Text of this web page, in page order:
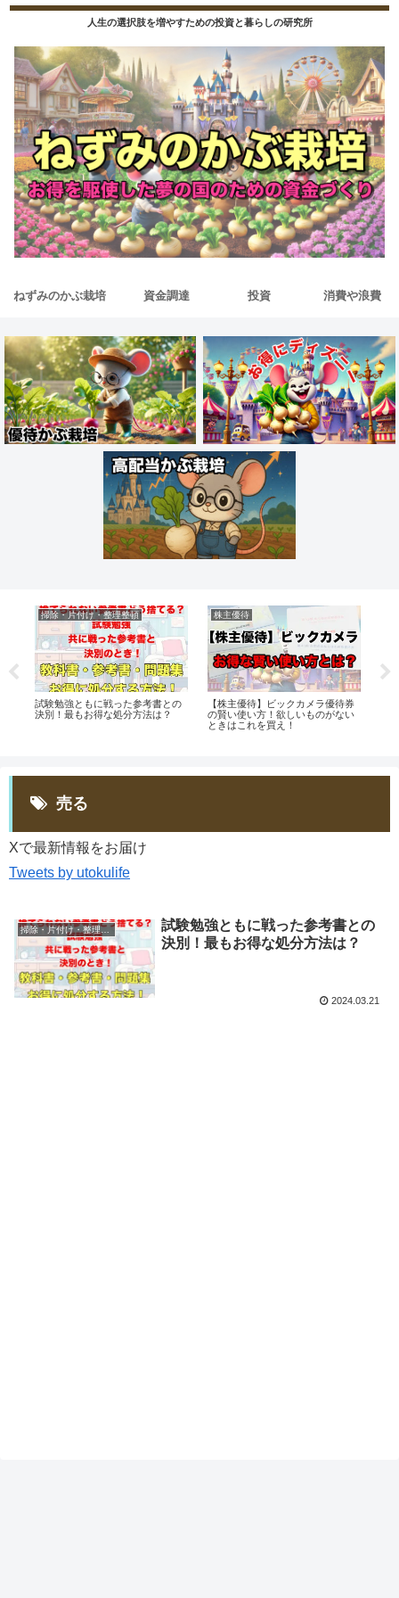
人生の選択肢を増やすための投資と暮らしの研究所
ねずみのかぶ栽培 資金調達 投資 消費や浪費
掃除・片付け・整理整頓
試験勉強ともに戦った参考書との
決別！最もお得な処分方法は？
株主優待
【株主優待】ビックカメラ優待券
の賢い使い方！欲しいものがない
ときはこれを買え！
売る
Xで最新情報をお届け
Tweets by utokulife
掃除・片付け・整理整頓
試験勉強ともに戦った参考書との
決別！最もお得な処分方法は？
2024.03.21